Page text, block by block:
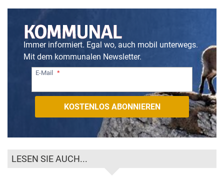
Immer informiert. Egal wo, auch mobil unterwegs.
Mit dem kommunalen Newsletter.
E-Mail
LESEN SIE AUCH...